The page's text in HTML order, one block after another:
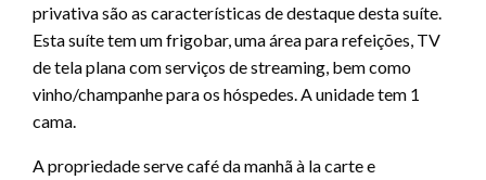
privativa são as características de destaque desta suíte.
Esta suíte tem um frigobar, uma área para refeições, TV
de tela plana com serviços de streaming, bem como
vinho/champanhe para os hóspedes. A unidade tem 1
cama.
A propriedade serve café da manhã à la carte e